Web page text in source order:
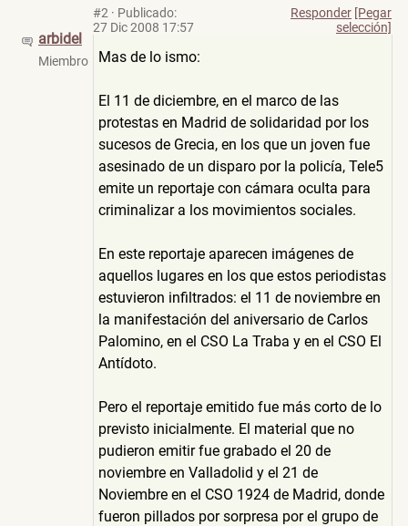
arbidel
Miembro
#2 · Publicado:
27 Dic 2008 17:57
Responder [Pegar
selección]
Mas de lo ismo:
El 11 de diciembre, en el marco de las
protestas en Madrid de solidaridad por los
sucesos de Grecia, en los que un joven fue
asesinado de un disparo por la policía, Tele5
emite un reportaje con cámara oculta para
criminalizar a los movimientos sociales.
En este reportaje aparecen imágenes de
aquellos lugares en los que estos periodistas
estuvieron infiltrados: el 11 de noviembre en
la manifestación del aniversario de Carlos
Palomino, en el CSO La Traba y en el CSO El
Antídoto.
Pero el reportaje emitido fue más corto de lo
previsto inicialmente. El material que no
pudieron emitir fue grabado el 20 de
noviembre en Valladolid y el 21 de
Noviembre en el CSO 1924 de Madrid, donde
fueron pillados por sorpresa por el grupo de